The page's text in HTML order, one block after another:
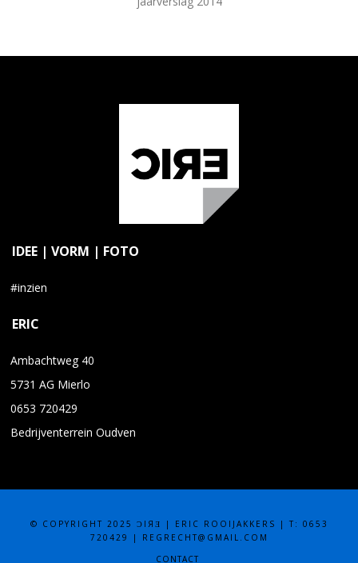
IDEE | VORM | FOTO
#inzien
ERIC
Ambachtweg 40
5731 AG Mierlo
0653 720429
Bedrijventerrein Oudven
© COPYRIGHT 2025 ƆIЯƎ | ERIC ROOIJAKKERS | T: 0653
720429 | REGRECHT@GMAIL.COM
CONTACT